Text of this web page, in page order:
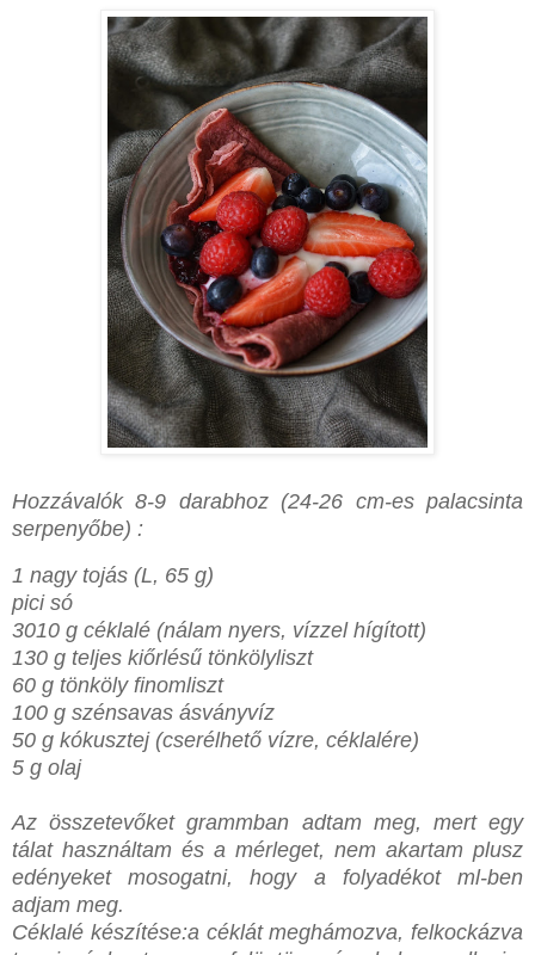
Hozzávalók 8-9 darabhoz (24-26 cm-es palacsinta
serpenyőbe) :
1 nagy tojás (L, 65 g)
pici só
3010 g céklalé (nálam nyers, vízzel hígított)
130 g teljes kiőrlésű tönkölyliszt
60 g tönköly finomliszt
100 g szénsavas ásványvíz
50 g kókusztej (cserélhető vízre, céklalére)
5 g olaj
Az összetevőket grammban adtam meg, mert egy
tálat használtam és a mérleget, nem akartam plusz
edényeket mosogatni, hogy a folyadékot ml-ben
adjam meg.
Céklalé készítése:a céklát meghámozva, felkockázva